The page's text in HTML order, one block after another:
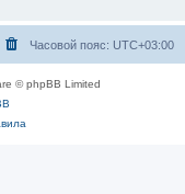
Часовой пояс: UTC+03:00
© phpBB Limited